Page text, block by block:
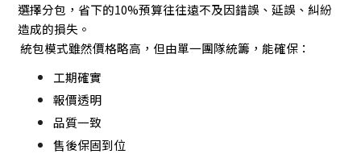
選擇分包，省下的10%預算往往遠不及因錯誤、延誤、糾紛
造成的損失。
統包模式雖然價格略高，但由單一團隊統籌，能確保：
工期確實
報價透明
品質一致
售後保固到位